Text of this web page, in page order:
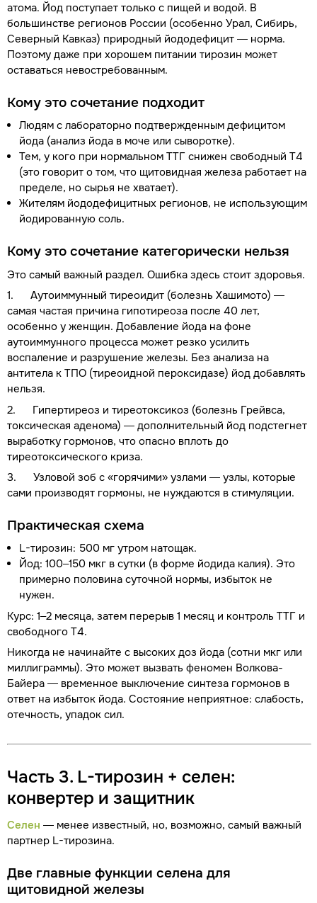
атома. Йод поступает только с пищей и водой. В
большинстве регионов России (особенно Урал, Сибирь,
Северный Кавказ) природный йододефицит — норма.
Поэтому даже при хорошем питании тирозин может
оставаться невостребованным.
Кому это сочетание подходит
Людям с лабораторно подтвержденным дефицитом
йода (анализ йода в моче или сыворотке).
Тем, у кого при нормальном ТТГ снижен свободный Т4
(это говорит о том, что щитовидная железа работает на
пределе, но сырья не хватает).
Жителям йододефицитных регионов, не использующим
йодированную соль.
Кому это сочетание категорически нельзя
Это самый важный раздел. Ошибка здесь стоит здоровья.
1. Аутоиммунный тиреоидит (болезнь Хашимото) —
самая частая причина гипотиреоза после 40 лет,
особенно у женщин. Добавление йода на фоне
аутоиммунного процесса может резко усилить
воспаление и разрушение железы. Без анализа на
антитела к ТПО (тиреоидной пероксидазе) йод добавлять
нельзя.
2. Гипертиреоз и тиреотоксикоз (болезнь Грейвса,
токсическая аденома) — дополнительный йод подстегнет
выработку гормонов, что опасно вплоть до
тиреотоксического криза.
3. Узловой зоб с «горячими» узлами — узлы, которые
сами производят гормоны, не нуждаются в стимуляции.
Практическая схема
L-тирозин: 500 мг утром натощак.
Йод: 100–150 мкг в сутки (в форме йодида калия). Это
примерно половина суточной нормы, избыток не
нужен.
Курс: 1–2 месяца, затем перерыв 1 месяц и контроль ТТГ и
свободного Т4.
Никогда не начинайте с высоких доз йода (сотни мкг или
миллиграммы). Это может вызвать феномен Волкова-
Байера — временное выключение синтеза гормонов в
ответ на избыток йода. Состояние неприятное: слабость,
отечность, упадок сил.
Часть 3. L-тирозин + селен:
конвертер и защитник
Селен — менее известный, но, возможно, самый важный
партнер L-тирозина.
Две главные функции селена для
щитовидной железы